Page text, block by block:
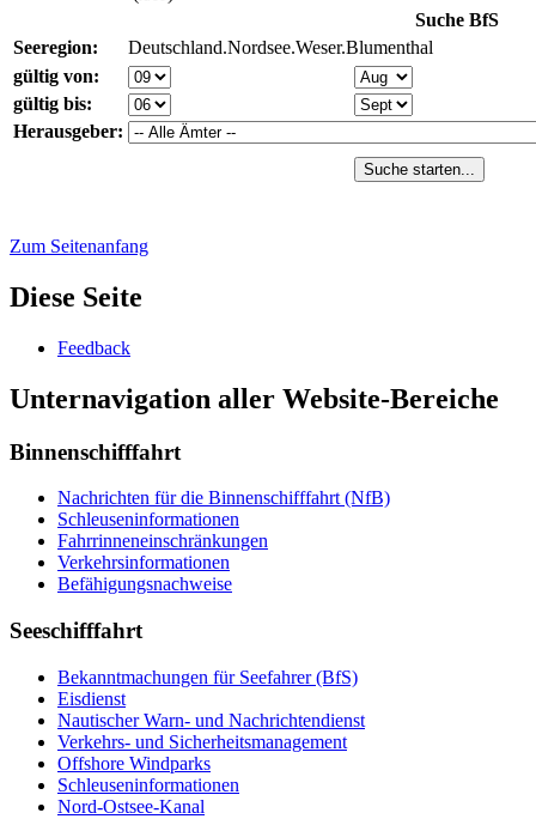
Suche BfS
Seeregion:
Deutschland.Nordsee.Weser.Blumenthal
gültig von:
gültig bis:
Herausgeber:
Suche starten...
Zum Seitenanfang
Diese Seite
Feed­back
Unternavigation aller Website-Bereiche
Binnenschifffahrt
Nach­rich­ten für die Bin­nen­schiff­fahrt (NfB)
Schleu­sen­in­for­ma­tio­nen
Fahr­rin­nen­ein­schrän­kun­gen
Ver­kehrs­in­for­ma­tio­nen
Be­fä­hi­gungs­nach­wei­se
Seeschifffahrt
Be­kannt­ma­chun­gen für See­fah­rer (BfS)
Eis­dienst
Nau­ti­scher Warn-​ und Nach­rich­ten­dienst
Ver­kehrs-​ und Si­cher­heits­ma­na­ge­ment
Offs­ho­re Wind­parks
Schleu­sen­in­for­ma­tio­nen
Nord-​Ost­see-​Ka­nal